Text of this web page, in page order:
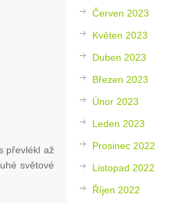
převlékl až
světové
Červen 2023
Květen 2023
Duben 2023
Březen 2023
Únor 2023
Leden 2023
Prosinec 2022
Listopad 2022
Říjen 2022